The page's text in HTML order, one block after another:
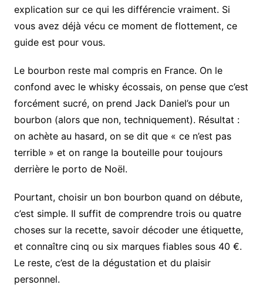
explication sur ce qui les différencie vraiment. Si
vous avez déjà vécu ce moment de flottement, ce
guide est pour vous.
Le bourbon reste mal compris en France. On le
confond avec le whisky écossais, on pense que c’est
forcément sucré, on prend Jack Daniel’s pour un
bourbon (alors que non, techniquement). Résultat :
on achète au hasard, on se dit que « ce n’est pas
terrible » et on range la bouteille pour toujours
derrière le porto de Noël.
Pourtant, choisir un bon bourbon quand on débute,
c’est simple. Il suffit de comprendre trois ou quatre
choses sur la recette, savoir décoder une étiquette,
et connaître cinq ou six marques fiables sous 40 €.
Le reste, c’est de la dégustation et du plaisir
personnel.